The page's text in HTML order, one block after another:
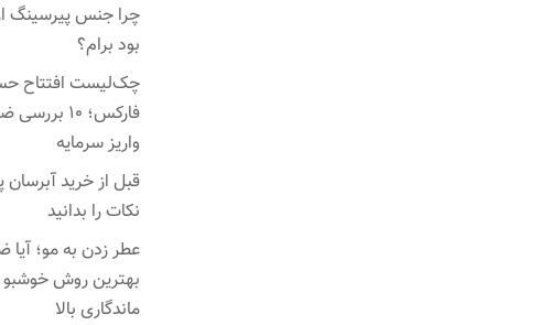
چرا جنس پیرسینگ
بود برام؟
چک‌لیست افتتاح
فارکس؛ ۱۰
واریز سرمایه
قبل از خرید
نکات را بدانید
عطر زدن به مو؛ آیا
بهترین روش خوشبو
ماندگاری بالا